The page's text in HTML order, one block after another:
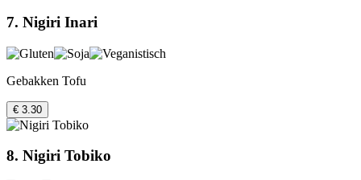
7. Nigiri Inari
Gebakken Tofu
€ 3.30
8. Nigiri Tobiko